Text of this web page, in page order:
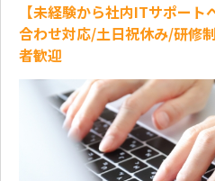
【未経験から社内ITサポー
合わせ対応/土日祝休み/研修
者歓迎